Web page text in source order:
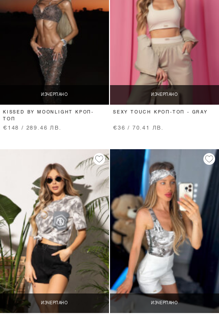
ИЗЧЕРПАНО
KISSED BY MOONLIGHT КРОП-
ТОП
€148 / 289.46 ЛВ.
ИЗЧЕРПАНО
SEXY TOUCH КРОП-ТОП - GRAY
€36 / 70.41 ЛВ.
ИЗЧЕРПАНО ИЗЧЕРПАНО